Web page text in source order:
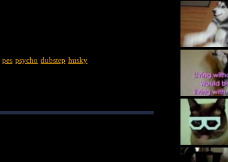
pes psycho dubstep husky